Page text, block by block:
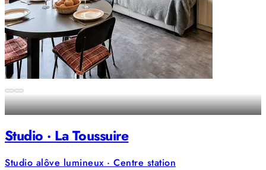
Studio · La Toussuire
Studio alôve lumineux · Centre station